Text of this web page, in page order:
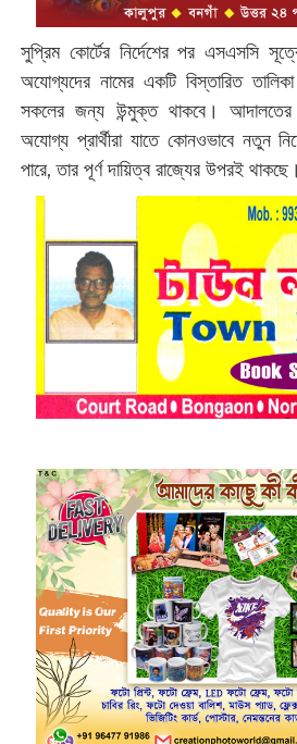
সুপ্রিম কোর্টের নির্দেশের পর এসএসসি
অযোগ্যদের নামের একটি বিস্তারিত
সকলের জন্য উন্মুক্ত থাকবে। আদালতের
অযোগ্য প্রার্থীরা যাতে কোনওভাবে নতুন
পারে, তার পূর্ণ দায়িত্ব রাজ্যের উপরই থাকছে।‌